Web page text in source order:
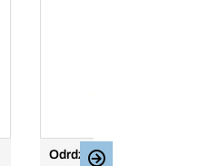
Odrdzewiacz MoS2